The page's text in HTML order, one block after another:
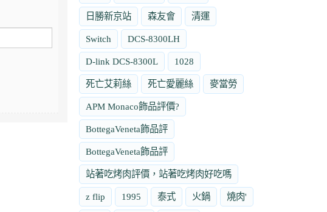
日勝新京站 森友會 清運
Switch DCS-8300LH
D-link DCS-8300L 1028
死亡艾莉絲 死亡愛麗絲 麥當勞
APM Monaco飾品評價?
BottegaVeneta飾品評
BottegaVeneta飾品評
站著吃烤肉評價，站著吃烤肉好吃嗎
z flip 1995 泰式 火鍋 燒肉'